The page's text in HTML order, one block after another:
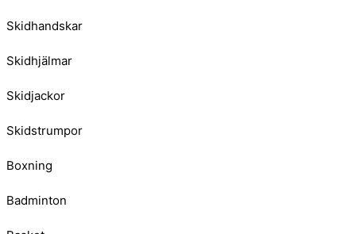
Skidhandskar
Skidhjälmar
Skidjackor
Skidstrumpor
Boxning
Badminton